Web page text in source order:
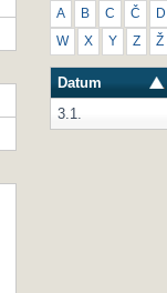
A B C Č D
W X Y Z Ž
Datum
3.1.